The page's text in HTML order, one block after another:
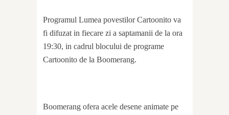
Programul Lumea povestilor Cartoonito va
fi difuzat in fiecare zi a saptamanii de la ora
19:30, in cadrul blocului de programe
Cartoonito de la Boomerang.
Boomerang ofera acele desene animate pe